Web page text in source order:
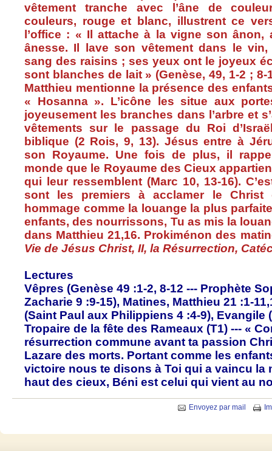
vêtement
tranche avec l’âne de
couleurs, rouge et blanc, illustrent ce
l’office : « Ilattache à la vigne sonânon,
ânesse. Il lave son vêtement dans le
sang des raisins ; ses yeux ont le joyeux
sont blanches de lait» (Genèse, 49, 1-2 ;
Matthieu mentionne la présence des
« Hosanna ». L’icône lessitue aux
joyeusement les branches dans l’arbre et
vêtements surle passage du Roi
biblique (2 Rois, 9, 13). Jésus entre à
son Royaume. Une fois de plus, il
monde que le Royaume des Cieux
qui leur ressemblent (Marc 10, 13-16).
sont les premiersà acclamerle
hommage comme la louange la plus
enfants, des nourrissons, Tu as mis la
dans Matthieu 21,16. Prokiménon des
Vie de Jésus Christ, II, la Résurrection,
Lectures
Vêpres (Genèse 49 :1-2, 8-12 --- Prophète
Zacharie 9 :9-15), Matines, Matthieu 21 :1-
(Saint Paul aux Philippiens 4 :4-9), Evangile
Tropaire de la fête des Rameaux (T1) --- «
résurrection commune avant ta passion
Lazare des morts. Portant comme les
victoire nous te disons à Toi qui a vaincu la
haut des cieux, Béni est celui qui vient au
Envoyez par mail